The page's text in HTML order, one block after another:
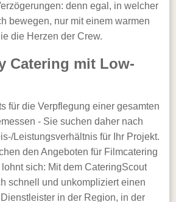
denn egal, in welcher
bewegen, nur mit einem warmen
die Herzen der Crew.
Catering mit Low-
für die Verpflegung einer gesamten
- Sie suchen daher nach
Leistungsverhältnis für Ihr Projekt.
den Angeboten für Filmcatering
sich: Mit dem CateringScout
schnell und unkompliziert einen
in der Region, in der